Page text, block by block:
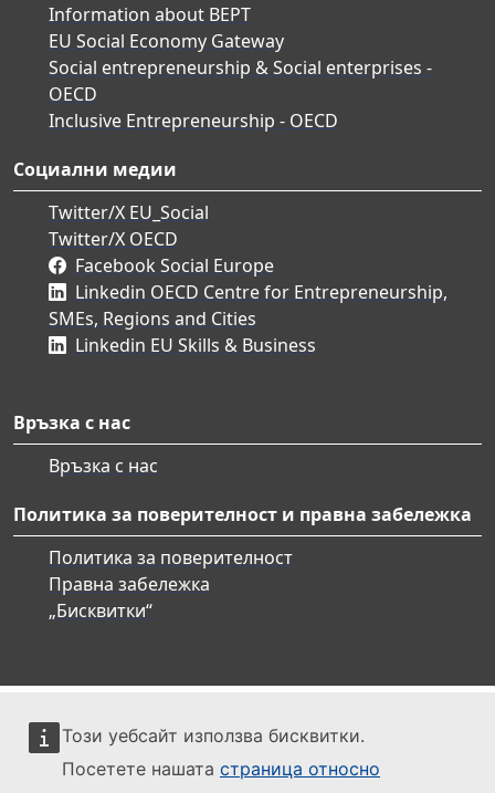
Този уебсайт използва бисквитки.
Посетете нашата страница относно
Information about BEPT
EU Social Economy Gateway
Social entrepreneurship & Social enterprises -
OECD
Inclusive Entrepreneurship - OECD
Социални медии
Twitter/X EU_Social
Twitter/X OECD
Facebook Social Europe
Linkedin OECD Centre for Entrepreneurship,
SMEs, Regions and Cities
Linkedin EU Skills & Business
Връзка с нас
Връзка с нас
Политика за поверителност и правна забележка
Политика за поверителност
Правна забележка
„Бисквитки“